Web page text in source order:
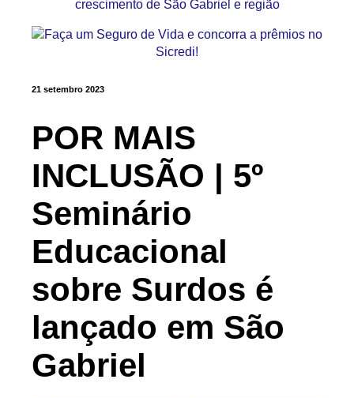
21 setembro 2023
POR MAIS
INCLUSÃO | 5º
Seminário
Educacional
sobre Surdos é
lançado em São
Gabriel